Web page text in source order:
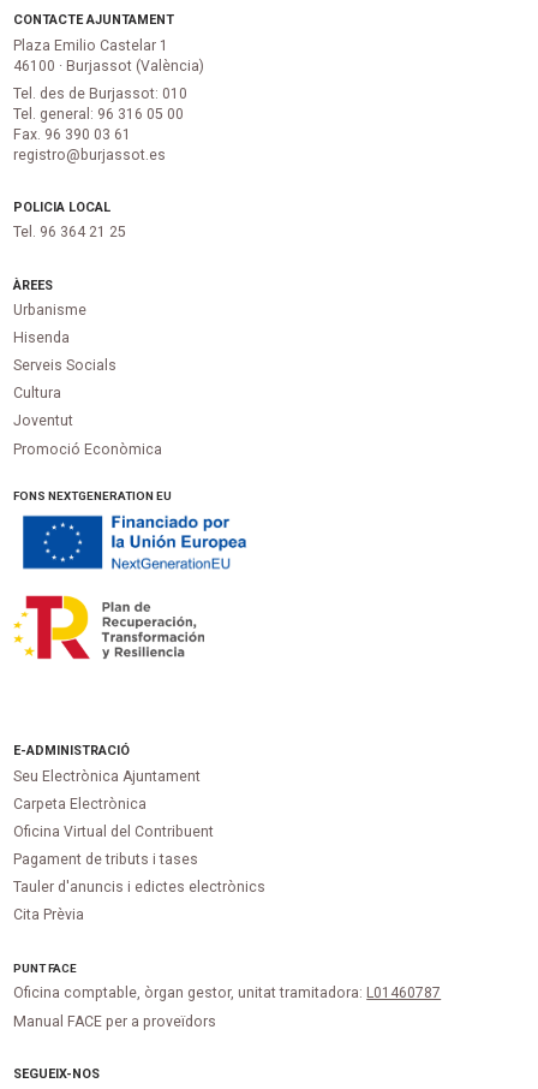
CONTACTE AJUNTAMENT
Plaza Emilio Castelar 1
46100 · Burjassot (València)
Tel. des de Burjassot: 010
Tel. general: 96 316 05 00
Fax. 96 390 03 61
registro@burjassot.es
POLICIA LOCAL
Tel. 96 364 21 25
ÀREES
Urbanisme
Hisenda
Serveis Socials
Cultura
Joventut
Promoció Econòmica
FONS NEXTGENERATION EU
E-ADMINISTRACIÓ
Seu Electrònica Ajuntament
Carpeta Electrònica
Oficina Virtual del Contribuent
Pagament de tributs i tases
Tauler d'anuncis i edictes electrònics
Cita Prèvia
PUNTFACE
Oficina comptable, òrgan gestor, unitat tramitadora: L01460787
Manual FACE per a proveïdors
SEGUEIX-NOS